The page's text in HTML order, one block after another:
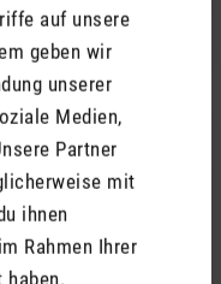
auf unsere
geben wir
unserer
Medien,
Partner
mit
ihnen
Rahmen Ihrer
haben.